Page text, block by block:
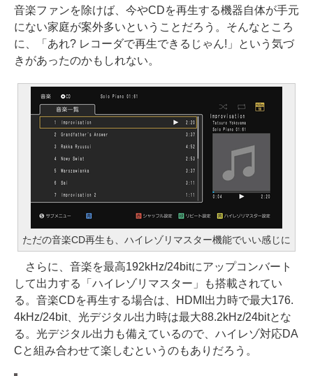
音楽ファンを除けば、今やCDを再生する機器自体が手元
にない家庭が案外多いということだろう。そんなところ
に、「あれ? レコーダで再生できるじゃん!」という気づ
きがあったのかもしれない。
ただの音楽CD再生も、ハイレゾリマスター機能でいい感じに
さらに、音楽を最高192kHz/24bitにアップコンバート
して出力する「ハイレゾリマスター」も搭載されてい
る。音楽CDを再生する場合は、HDMI出力時で最大176.
4kHz/24bit、光デジタル出力時は最大88.2kHz/24bitとな
る。光デジタル出力も備えているので、ハイレゾ対応DA
Cと組み合わせて楽しむというのもありだろう。